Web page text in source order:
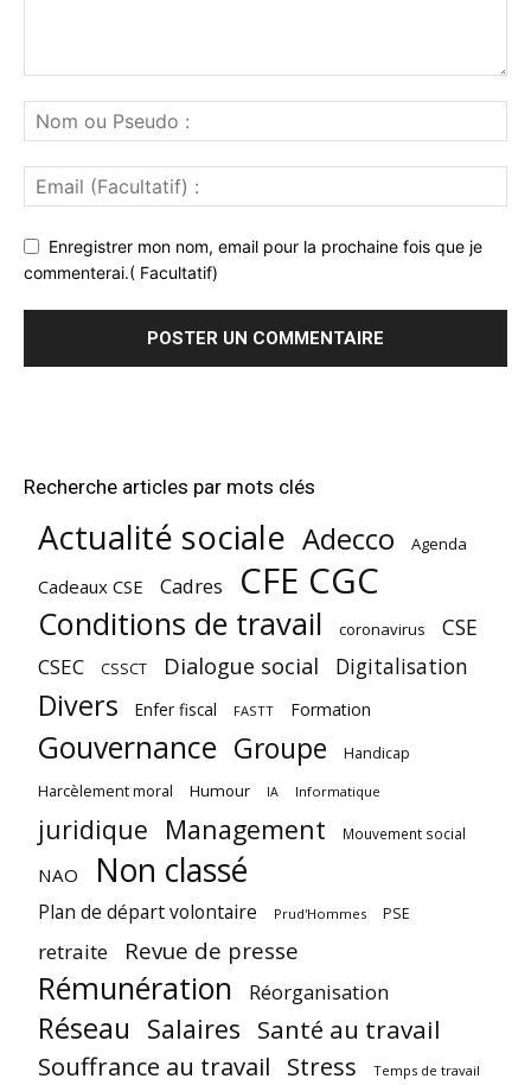
Enregistrer mon nom, email pour la prochaine fois que je
commenterai.( Facultatif)
Recherche articles par mots clés
Actualité sociale Adecco Agenda
Cadeaux CSE Cadres CFE CGC
Conditions de travail coronavirus CSE
CSEC CSSCT Dialogue social Digitalisation
Divers Enfer fiscal FASTT Formation
Gouvernance Groupe Handicap
Harcèlement moral Humour IA Informatique
juridique Management Mouvement social
NAO Non classé
Plan de départ volontaire Prud'Hommes PSE
retraite Revue de presse
Rémunération Réorganisation
Réseau Salaires Santé au travail
Souffrance au travail Stress Temps de travail